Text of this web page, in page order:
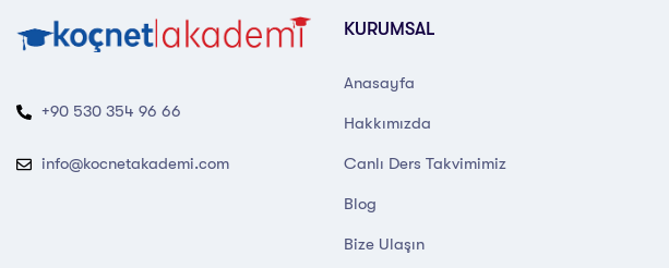
+90 530 354 96 66
info@kocnetakademi.com
KURUMSAL
Anasayfa
Hakkımızda
Canlı Ders Takvimimiz
Blog
Bize Ulaşın